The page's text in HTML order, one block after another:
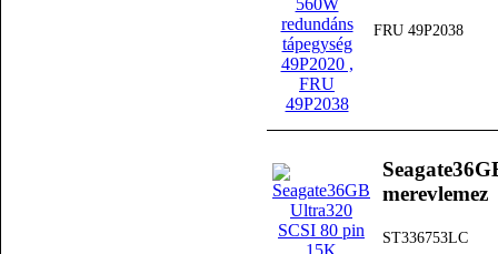
FRU 49P2038
merevlemez
ST336753LC